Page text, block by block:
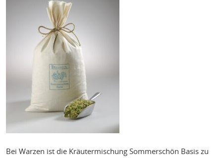
Bei Warzen ist die Kräutermischung Sommerschön Basis zu